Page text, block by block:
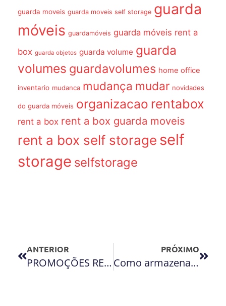
guarda moveis guarda moveis self storage guarda
móveis guardamóveis guarda móveis rent a
box guarda objetos guarda volume guarda
volumes guardavolumes home office
inventario mudanca mudança mudar novidades
do guarda móveis organizacao rentabox
rent a box rent a box guarda moveis
rent a box self storage self
storage selfstorage
ANTERIOR
PROMOÇÕES RENT A BOX
PRÓXIMO
Como armazenar a sua televisão